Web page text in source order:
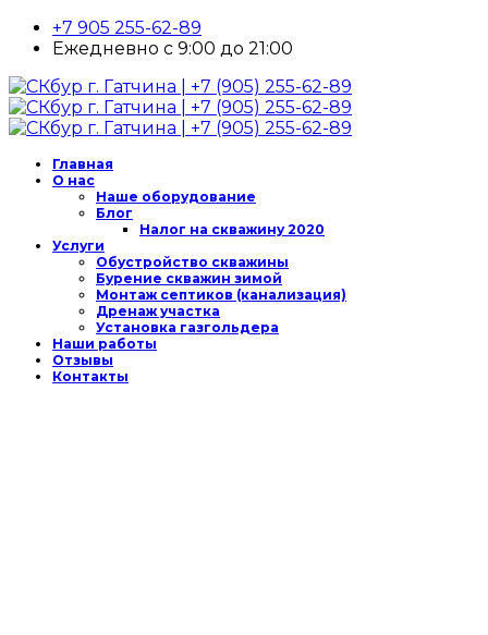
+7 905 255-62-89
Ежедневно с 9:00 до 21:00
Главная
О нас
Наше оборудование
Блог
Налог на скважину 2020
Услуги
Обустройство скважины
Бурение скважин зимой
Монтаж септиков (канализация)
Дренаж участка
Установка газгольдера
Наши работы
Отзывы
Контакты